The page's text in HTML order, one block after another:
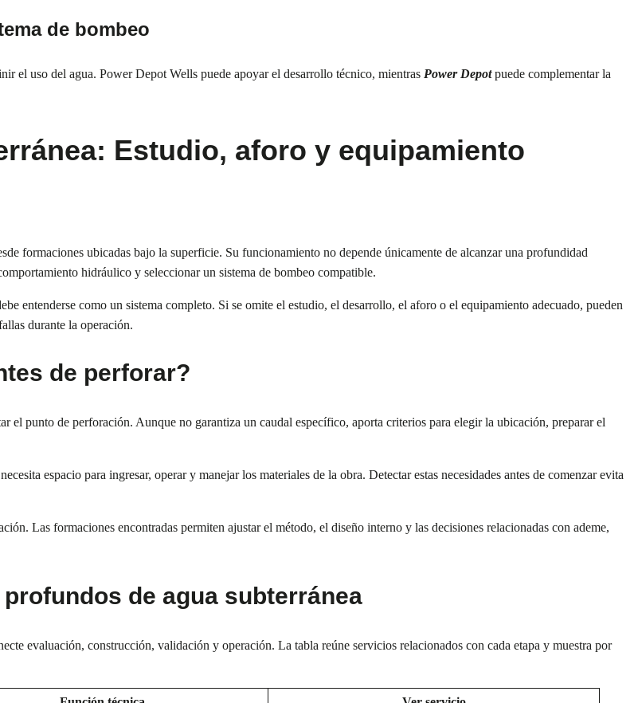
de bombeo
el uso del agua. Power Depot Wells puede apoyar el desarrollo técnico, mientras Power Depotpuede complementar la
Estudio, aforo y equipamiento
formaciones ubicadas bajo la superficie. Su funcionamiento no depende únicamente de alcanzar una profundidad
hidráulico y seleccionar un sistema de bombeo compatible.
entenderse como un sistema completo. Si se omite el estudio, el desarrollo, el aforo o el equipamiento adecuado, pueden
durante la operación.
de perforar?
el punto de perforación. Aunque no garantiza un caudal específico, aporta criterios para elegir la ubicación, preparar el
espacio para ingresar, operar y manejar los materiales de la obra. Detectar estas necesidades antes de comenzar evita
Las formaciones encontradas permiten ajustar el método, el diseño interno y las decisiones relacionadas con ademe,
de agua subterránea
evaluación, construcción, validación y operación. La tabla reúne servicios relacionados con cada etapa y muestra por